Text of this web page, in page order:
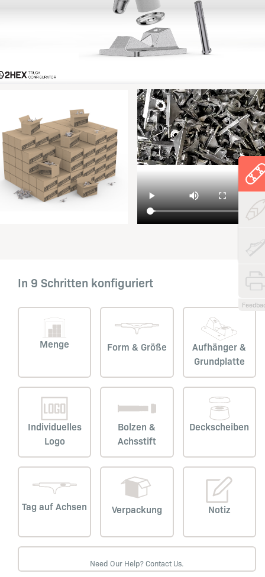
In 9 Schritten konfiguriert
Menge Form & Größe
Aufhänger &
Grundplatte
Individuelles
Logo
Bolzen &
Achsstift
Deckscheiben
Tag auf Achsen Verpackung Notiz
Need Our Help? Contact Us.